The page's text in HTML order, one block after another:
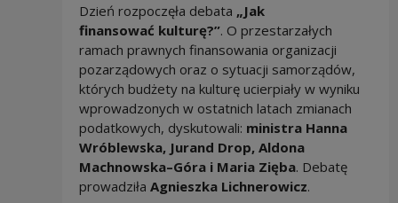
Dzień rozpoczęła debata „Jak
finansować kulturę?”. O przestarzałych
ramach prawnych finansowania organizacji
pozarządowych oraz o sytuacji samorządów,
których budżety na kulturę ucierpiały w wyniku
wprowadzonych w ostatnich latach zmianach
podatkowych, dyskutowali: ministra Hanna
Wróblewska, Jurand Drop, Aldona
Machnowska–Góra i Maria Zięba. Debatę
prowadziła Agnieszka Lichnerowicz.